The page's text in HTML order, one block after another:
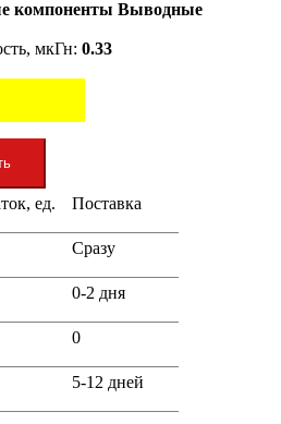
компоненты Выводные
мкГн: 0.33
ед. Поставка
Сразу
0-2 дня
0
5-12 дней